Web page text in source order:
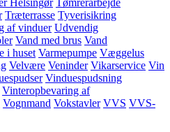
Træterrasse Tyverisikring
af vinduer Udvendig
Vand med brus Vand
i huset Varmepumpe Væggelus
Velvære Veninder Vikarservice Vin
Vinduespudsning
Vinteropbevaring af
Vognmand Vokstavler VVS VVS-